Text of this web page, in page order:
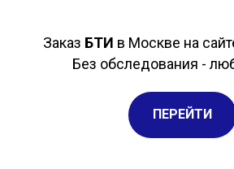
Заказ БТИ в Москве на
Без обследования -
ПЕРЕЙТИ